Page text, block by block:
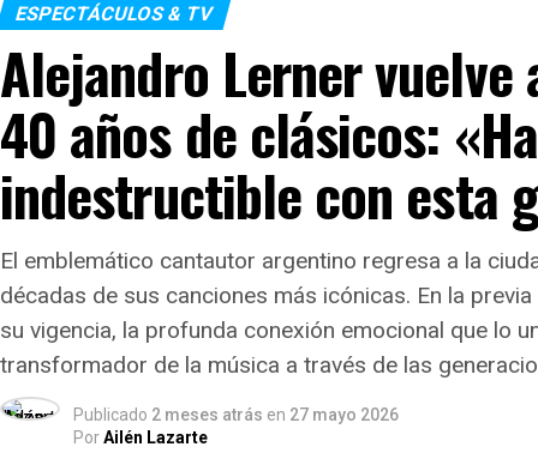
época». La grilla fue diseñada meticulosamente
sessions
improvisadas donde los históricos
músicos de trayectoria intachable que formaron a
el escenario y las partituras con los nuevos
de música de la ciudad.
Una experiencia integral:
oferta sonora, el festival
experiencias combinadas
discos de vinilo, clínicas
para estudiantes de
ESPECTÁCULOS & TV
Alejandro Lerner
40 años de clásicos:
indestructible con esta
El emblemático cantautor argentino regresa a la
décadas de sus canciones más icónicas. En la
su vigencia, la profunda conexión emocional que lo
transformador de la música a través de las
Publicado 2 meses atrás en 27 mayo 2026
PorAilén Lazarte